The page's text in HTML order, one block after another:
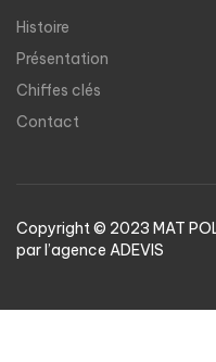
Histoire
Présentation
Chiffes clés
Contact
Copyright © 2023 MAT
par l’agence ADEVIS